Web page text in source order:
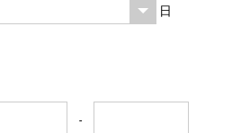
日
-